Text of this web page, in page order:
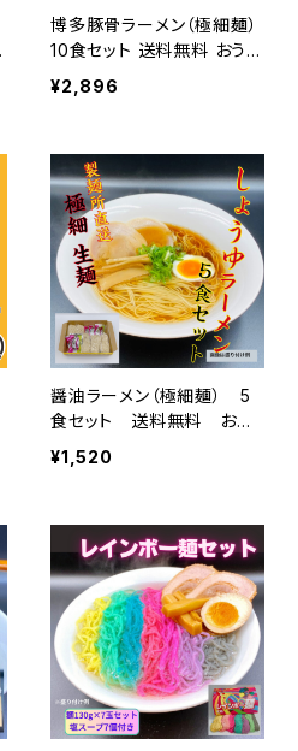
博多豚骨ラーメン（極細麺）
10食セット 送料無料 おうち
で専門店の麺を！
¥2,896
醤油ラーメン（極細麺） 5
食セット 送料無料 お家
で専門店の麺を！
¥1,520